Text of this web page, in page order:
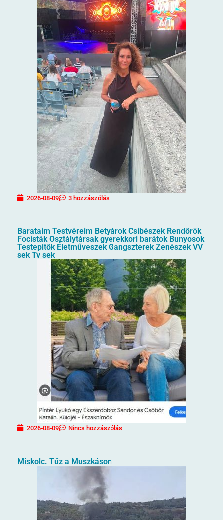
2026-08-09 3 hozzászólás
Barataim Testvéreim Betyárok Csibészek Rendőrök
Focisták Osztálytársak gyerekkori barátok Bunyosok
Testepitők Életműveszek Gangszterek Zenészek VV
sek Tv sek
2026-08-09 Nincs hozzászólás
Miskolc. Tűz a Muszkáson